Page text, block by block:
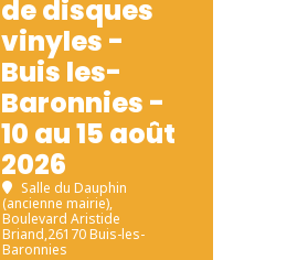
de disques
vinyles -
Buis les-
Baronnies -
10 au 15 août
2026
Salle du Dauphin
(ancienne mairie),
Boulevard Aristide
Briand,26170 Buis-les-
Baronnies